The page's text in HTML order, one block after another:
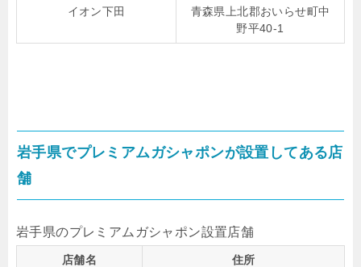
イオン下田
青森県上北郡おいらせ町中
野平40-1
岩手県でプレミアムガシャポンが設置してある店
舗
岩手県のプレミアムガシャポン設置店舗
店舗名 住所